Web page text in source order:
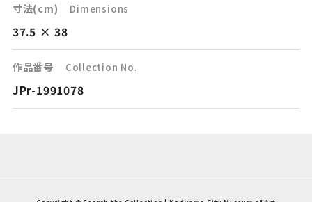
寸法(cm) Dimensions
37.5 × 38
作品番号 Collection No.
JPr-1991078